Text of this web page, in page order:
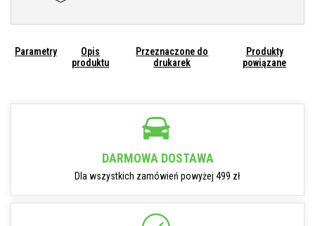
Parametry
Opis
produktu
Przeznaczone do
drukarek
Produkty
powiązane
DARMOWA DOSTAWA
Dla wszystkich zamówień powyżej 499 zł